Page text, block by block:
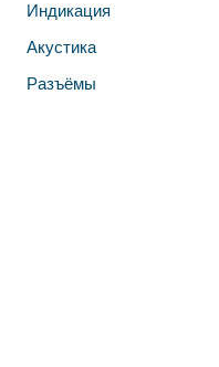
Индикация
Акустика
Разъёмы